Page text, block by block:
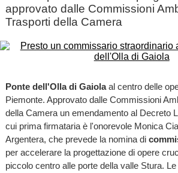
approvato dalle Commissioni
Trasporti della Camera
Ponte dell'Olla di Gaiolaal centro delle
Piemonte. Approvato dalle Commissioni
della Camera un emendamento al Decreto
cui prima firmataria è l'onorevole Monica
Argentera, che prevede la nomina di
per accelerare la progettazione di opere
piccolo centro alle porte della valle Stura.